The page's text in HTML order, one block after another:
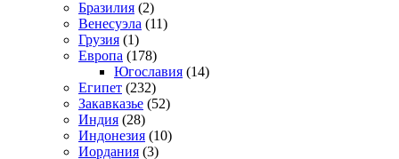
Бразилия (2)
Венесуэла (11)
Грузия (1)
Европа (178)
Югославия (14)
Египет (232)
Закавказье (52)
Индия (28)
Индонезия (10)
Иордания (3)